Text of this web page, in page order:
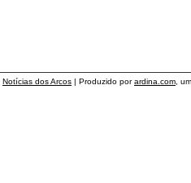
Notícias dos Arcos | Produzido porardina.com ,